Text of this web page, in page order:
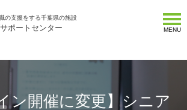
の支援をする千葉県の施設
ポートセンター MENU
ン開催に変更】シニア